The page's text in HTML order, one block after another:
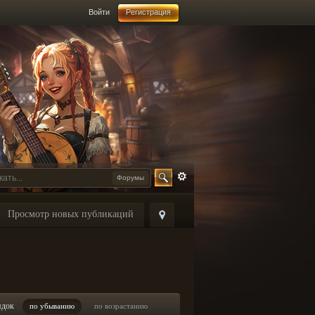
Войти Регистрация
Форумы
Просмотр новых публикаций
по убыванию по возрастанию